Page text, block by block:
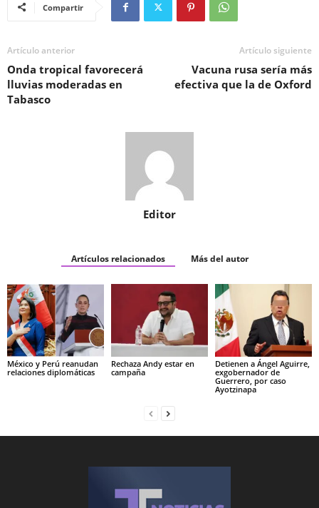
Compartir
Artículo anterior
Onda tropical favorecerá
lluvias moderadas en
Tabasco
Artículo siguiente
Vacuna rusa sería más
efectiva que la de Oxford
Editor
Artículos relacionados Más del autor
México y Perú reanudan
relaciones diplomáticas
Rechaza Andy estar en
campaña
Detienen a Ángel Aguirre,
exgobernador de
Guerrero, por caso
Ayotzinapa